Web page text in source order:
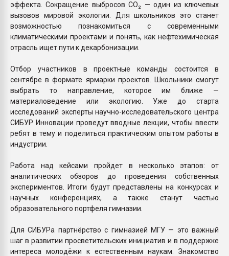
эффекта. Сокращение выбросов СО₂ — один из ключевых
вызовов мировой экологии. Для школьников это станет
возможностью познакомиться с современными
климатическими проектами и понять, как нефтехимическая
отрасль ищет пути к декарбонизации.
Отбор участников в проектные команды состоится в
сентябре в формате ярмарки проектов. Школьники смогут
выбрать то направление, которое им ближе —
материаловедение или экологию. Уже до старта
исследований эксперты научно-исследовательского центра
СИБУР Инновации проведут вводные лекции, чтобы ввести
ребят в тему и поделиться практическим опытом работы в
индустрии.
Работа над кейсами пройдет в несколько этапов: от
аналитических обзоров до проведения собственных
экспериментов. Итоги будут представлены на конкурсах и
научных конференциях, а также станут частью
образовательного портфеля гимназии.
Для СИБУРа партнёрство с гимназией МГУ — это важный
шаг в развитии просветительских инициатив и в поддержке
интереса молодёжи к естественным наукам. Знакомство